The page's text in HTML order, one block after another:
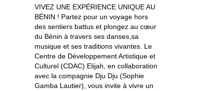
VIVEZ UNE EXPÉRIENCE UNIQUE AU
BÉNIN ! Partez pour un voyage hors
des sentiers battus et plongez au cœur
du Bénin à travers ses danses,sa
musique et ses traditions vivantes. Le
Centre de Développement Artistique et
Culturel (CDAC) Elijah, en collaboration
avec la compagnie Dju Dju (Sophie
Gamba Lautier), vous invite à vivre un